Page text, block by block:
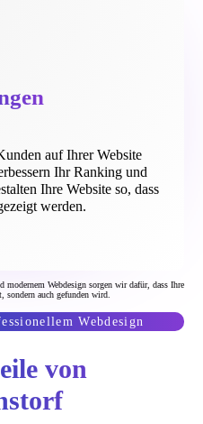
auf Ihrer Website
Ihr Ranking und
Ihre Website so, dass
werden.
Webdesign sorgen wir dafür, dass Ihre
sondern auch gefunden wird.
Webdesign
von